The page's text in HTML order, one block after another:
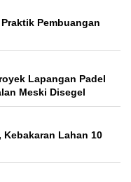
Pembuangan
Lapangan Padel
Meski Disegel
Lahan 10